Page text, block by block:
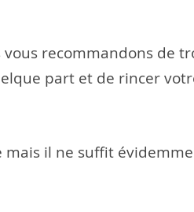
recommandons de
part et de rincer
mais il ne suffit